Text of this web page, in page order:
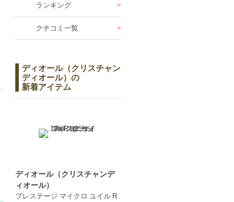
ランキング
クチコミ一覧
ディオール（クリスチャン
ディオール）の
新着アイテム
ディオール（クリスチャンデ
ィオール）
プレステージ マイクロ ユイル R